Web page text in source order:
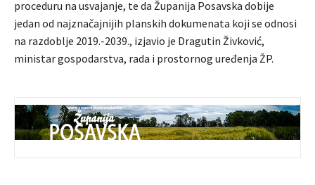
proceduru na usvajanje, te da Županija Posavska dobije
jedan od najznačajnijih planskih dokumenata koji se odnosi
na razdoblje 2019.-2039., izjavio je Dragutin Živković,
ministar gospodarstva, rada i prostornog uređenja ŽP.